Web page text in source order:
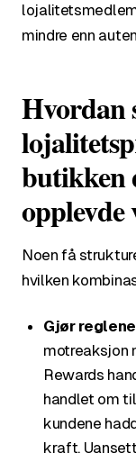
mindre enn
Hvordan
butikken
opplevde
Noen få
hvilken
Gjør
motreaksjon
Rewards
handlet om
kundene
kraft.